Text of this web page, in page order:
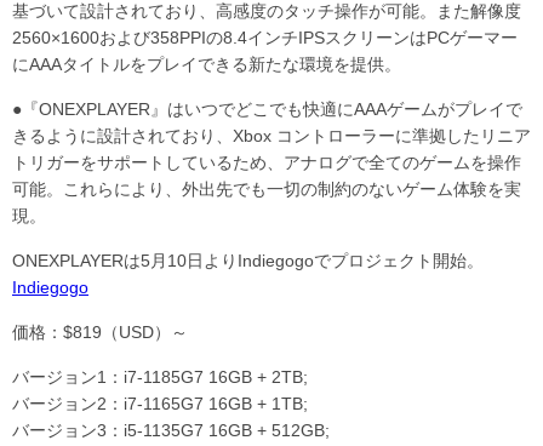
基づいて設計されており、高感度のタッチ操作が可能。また解像度
2560×1600および358PPIの8.4インチIPSスクリーンはPCゲーマー
にAAAタイトルをプレイできる新たな環境を提供。
●『ONEXPLAYER』はいつでどこでも快適にAAAゲームがプレイで
きるように設計されており、Xbox コントローラーに準拠したリニア
トリガーをサポートしているため、アナログで全てのゲームを操作
可能。これらにより、外出先でも⼀切の制約のないゲーム体験を実
現。
ONEXPLAYERは5⽉10日よりIndiegogoでプロジェクト開始。
Indiegogo
価格：$819（USD）～
バージョン1：i7-1185G7 16GB + 2TB;
バージョン2：i7-1165G7 16GB + 1TB;
バージョン3：i5-1135G7 16GB + 512GB;